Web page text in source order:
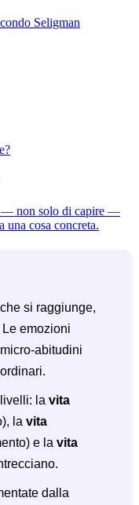
Seligman
— non solo di capire —
una cosa concreta.
si raggiunge,
Le emozioni
abitudini
la vita
la vita
e la vita
dalla